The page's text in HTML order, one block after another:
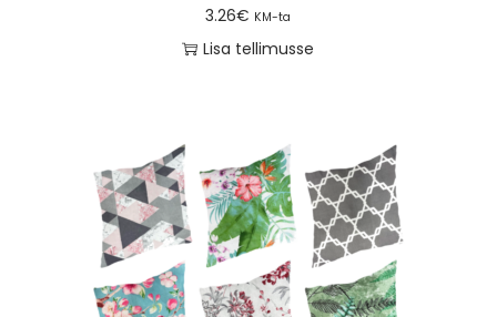
3.26€ KM-ta
Lisa tellimusse